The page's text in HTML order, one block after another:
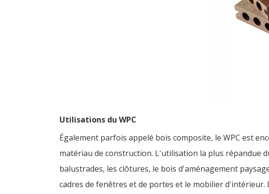
Utilisations du WPC
Également parfois appelé bois composite, le WPC est
matériau de construction. L'utilisation la plus répandue
balustrades, les clôtures, le bois d'aménagement
cadres de fenêtres et de portes et le mobilier